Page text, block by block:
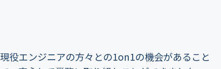
現役エンジニアの方々との1on1の機会があること